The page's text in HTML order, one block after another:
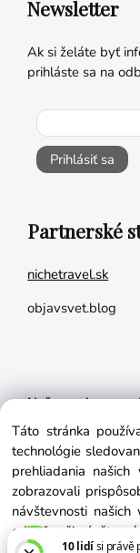
Newsletter
Ak si želáte byť
prihláste sa na
Prihlásiť sa
Partnerské
nichetravel.sk
objavsvet.blog
Naše appky pre
Tréningový plán
BMI kalkulačka
Vygeneruj si
Táto stránka
technológie
prehliadania
zobrazovali
návštevnosti
odkiaľ naši